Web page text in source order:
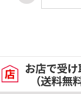
お店で受け
（送料無